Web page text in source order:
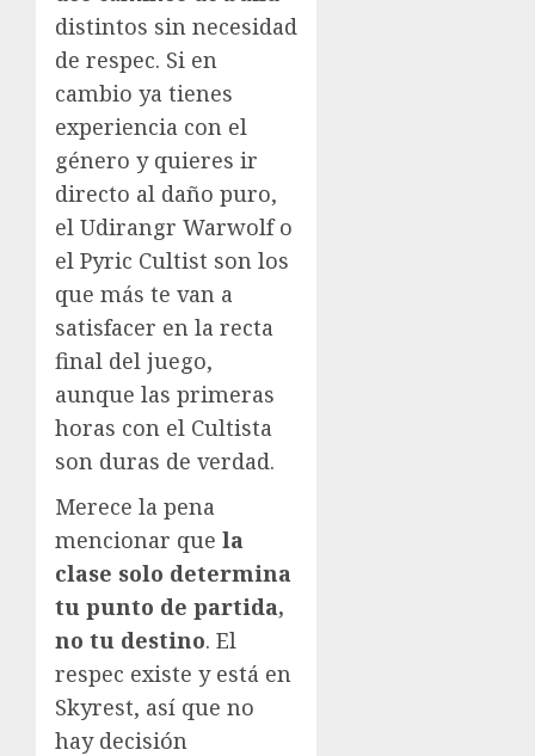
distintos sin necesidad
de respec. Si en
cambio ya tienes
experiencia con el
género y quieres ir
directo al daño puro,
el Udirangr Warwolf o
el Pyric Cultist son los
que más te van a
satisfacer en la recta
final del juego,
aunque las primeras
horas con el Cultista
son duras de verdad.
Merece la pena
mencionar que la
clase solo determina
tu punto de partida,
no tu destino. El
respec existe y está en
Skyrest, así que no
hay decisión